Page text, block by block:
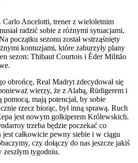
Ancelotti, trener z wieloletnim
radzić sobie z różnymi sytuacjami,
początku sezonu został wstrząśnięty
kontuzjami, które zaburzyły plany
sezon: Thibaut Courtois i Éder Militão
obrońcę, Real Madryt zdecydował się
wierzy, że z Alabą, Rüdigerem i
mają potencjał, by sobie
rzecz biorąc, był inną sprawą. Ruch
jest nowym golkiperem Królewskich.
trzeba będzie poczekać co
całkowicie pewny siebie i w ciągu
czy dołączy do nas jeszcze jakiś
zeszłym tygodniu.